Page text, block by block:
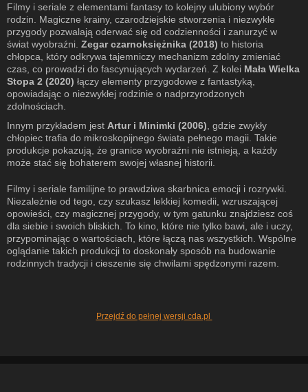
Filmy i seriale z elementami fantasy to kolejny ulubiony wybór
rodzin. Magiczne krainy, czarodziejskie stworzenia i niezwykłe
przygody pozwalają oderwać się od codzienności i zanurzyć w
świat wyobraźni. Zegar czarnoksiężnika (2018) to historia
chłopca, który odkrywa tajemniczy mechanizm zdolny zmieniać
czas, co prowadzi do fascynujących wydarzeń. Z kolei Mała Wielka
Stopa 2 (2020) łączy elementy przygodowe z fantastyką,
opowiadając o niezwykłej rodzinie o nadprzyrodzonych
zdolnościach.
Innym przykładem jest Artur i Minimki (2006) , gdzie zwykły
chłopiec trafia do mikroskopijnego świata pełnego magii. Takie
produkcje pokazują, że granice wyobraźni nie istnieją, a każdy
może stać się bohaterem swojej własnej historii.
Filmy i seriale familijne to prawdziwa skarbnica emocji i rozrywki.
Niezależnie od tego, czy szukasz lekkiej komedii, wzruszającej
opowieści, czy magicznej przygody, w tym gatunku znajdziesz coś
dla siebie i swoich bliskich. To kino, które nie tylko bawi, ale i uczy,
przypominając o wartościach, które łączą nas wszystkich. Wspólne
oglądanie takich produkcji to doskonały sposób na budowanie
rodzinnych tradycji i cieszenie się chwilami spędzonymi razem.
Przejdź do pełnej wersji cda.pl